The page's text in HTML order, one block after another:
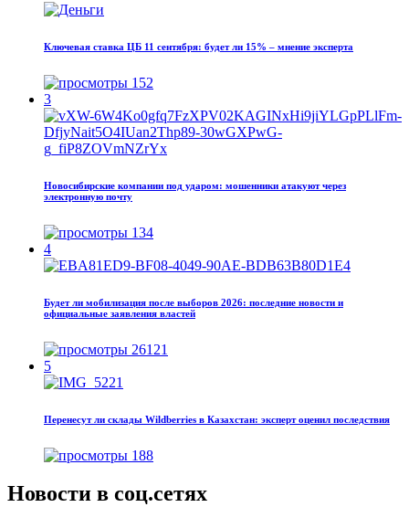
Ключевая ставка ЦБ 11 сентября: будет ли 15% – мнение эксперта
152
3
Новосибирские компании под ударом: мошенники атакуют через
электронную почту
134
4
Будет ли мобилизация после выборов 2026: последние новости и
официальные заявления властей
26121
5
Перенесут ли склады Wildberries в Казахстан: эксперт оценил последствия
188
Новости в соц.сетях